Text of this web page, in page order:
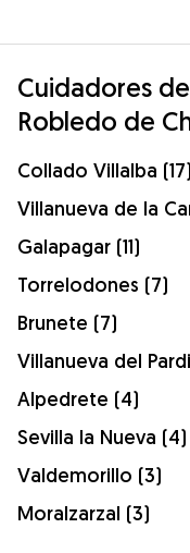
Cuidadores
Robledo de
Collado Villalba (17)
Villanueva de la
Galapagar (11)
Torrelodones (7)
Brunete (7)
Villanueva del
Alpedrete (4)
Sevilla la Nueva (4)
Valdemorillo (3)
Moralzarzal (3)